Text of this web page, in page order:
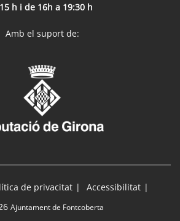
h i de 16h a 19:30 h
de privacitat
Accessibilitat
Ajuntament de Fontcoberta
Amb el suport de: